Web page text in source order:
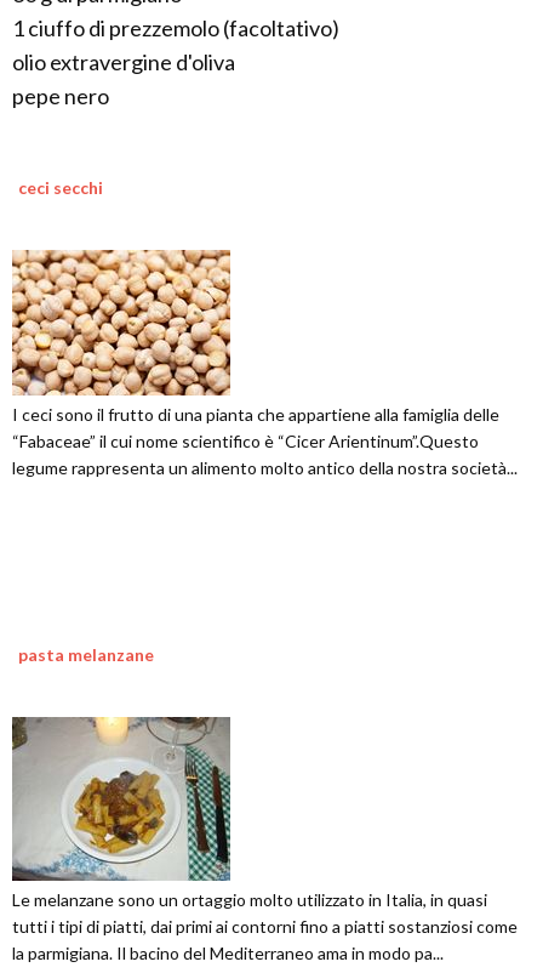
1 ciuffo di prezzemolo (facoltativo)
olio extravergine d'oliva
pepe nero
ceci secchi
I ceci sono il frutto di una pianta che appartiene alla famiglia delle
“Fabaceae” il cui nome scientifico è “Cicer Arientinum”.Questo
legume rappresenta un alimento molto antico della nostra società...
pasta melanzane
Le melanzane sono un ortaggio molto utilizzato in Italia, in quasi
tutti i tipi di piatti, dai primi ai contorni fino a piatti sostanziosi come
la parmigiana. Il bacino del Mediterraneo ama in modo pa...